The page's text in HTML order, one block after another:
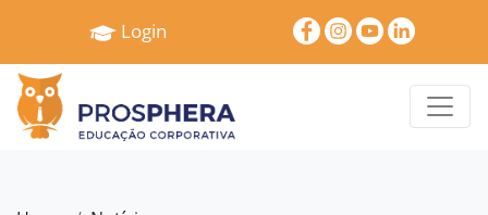
Home
Quem
Login